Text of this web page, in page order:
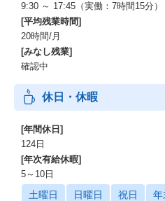
9:30 ～ 17:45（実働：7時間15分
[平均残業時間]
20時間/月
[みなし残業]
確認中
休日・休暇
[年間休日]
124日
[年次有給休暇]
5～10日
土曜日 日曜日 祝日 年